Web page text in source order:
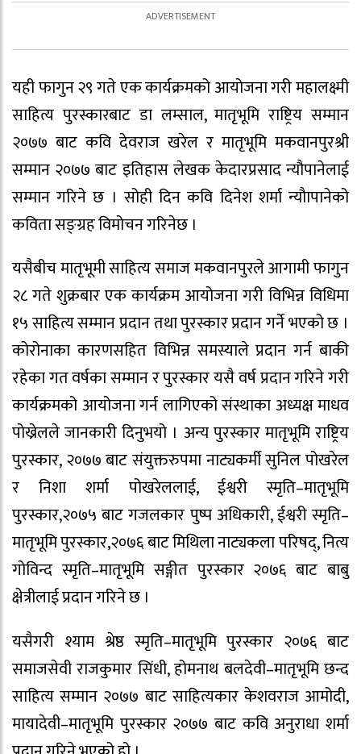
यही फागुन २९ गते एक कार्यक्रमको आयोजना गरी महालक्ष्मी
साहित्य पुरस्कारबाट डा लम्साल, मातृभूमि राष्ट्रिय सम्मान
२०७७ बाट कवि देवराज खरेल र मातृभूमि मकवानपुरश्री
सम्मान २०७७ बाट इतिहास लेखक केदारप्रसाद न्यौपानेलाई
सम्मान गरिने छ । सोही दिन कवि दिनेश शर्मा न्यौापानेको
कविता सङ्ग्रह विमोचन गरिनेछ ।
यसैबीच मातृभूमी साहित्य समाज मकवानपुरले आगामी फागुन
२८ गते शुक्रबार एक कार्यक्रम आयोजना गरी विभिन्न विधिमा
१५ साहित्य सम्मान प्रदान तथा पुरस्कार प्रदान गर्ने भएको छ ।
कोरोनाका कारणसहित विभिन्न समस्याले प्रदान गर्न बाकी
रहेका गत वर्षका सम्मान र पुरस्कार यसै वर्ष प्रदान गरिने गरी
कार्यक्रमको आयोजना गर्न लागिएको संस्थाका अध्यक्ष माधव
पोख्रेलले जानकारी दिनुभयो । अन्य पुरस्कार मातृभूमि राष्ट्रिय
पुरस्कार, २०७७ बाट संयुक्तरुपमा नाट्यकर्मी सुनिल पोखरेल
र निशा शर्मा पोखरेललाई, ईश्वरी स्मृति–मातृभूमि
पुरस्कार,२०७५ बाट गजलकार पुष्प अधिकारी, ईश्वरी स्मृति–
मातृभूमि पुरस्कार,२०७६ बाट मिथिला नाट्यकला परिषद्, नित्य
गोविन्द स्मृति–मातृभूमि सङ्गीत पुरस्कार २०७६ बाट बाबु
क्षेत्रीलाई प्रदान गरिने छ ।
यसैगरी श्याम श्रेष्ठ स्मृति–मातृभूमि पुरस्कार २०७६ बाट
समाजसेवी राजकुमार सिंधी, होमनाथ बलदेवी–मातृभूमि छन्द
साहित्य सम्मान २०७७ बाट साहित्यकार केशवराज आमोदी,
मायादेवी–मातृभूमि पुरस्कार २०७७ बाट कवि अनुराधा शर्मा